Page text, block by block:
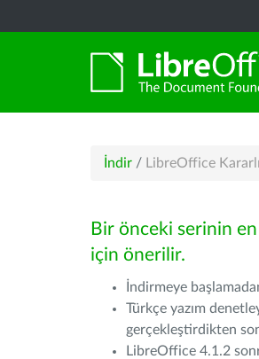
İndir / LibreOffice
Bir önceki serinin
için önerilir.
İndirmeye
Türkçe yazım
gerçekleştirdikten
LibreOffice 4.1.2